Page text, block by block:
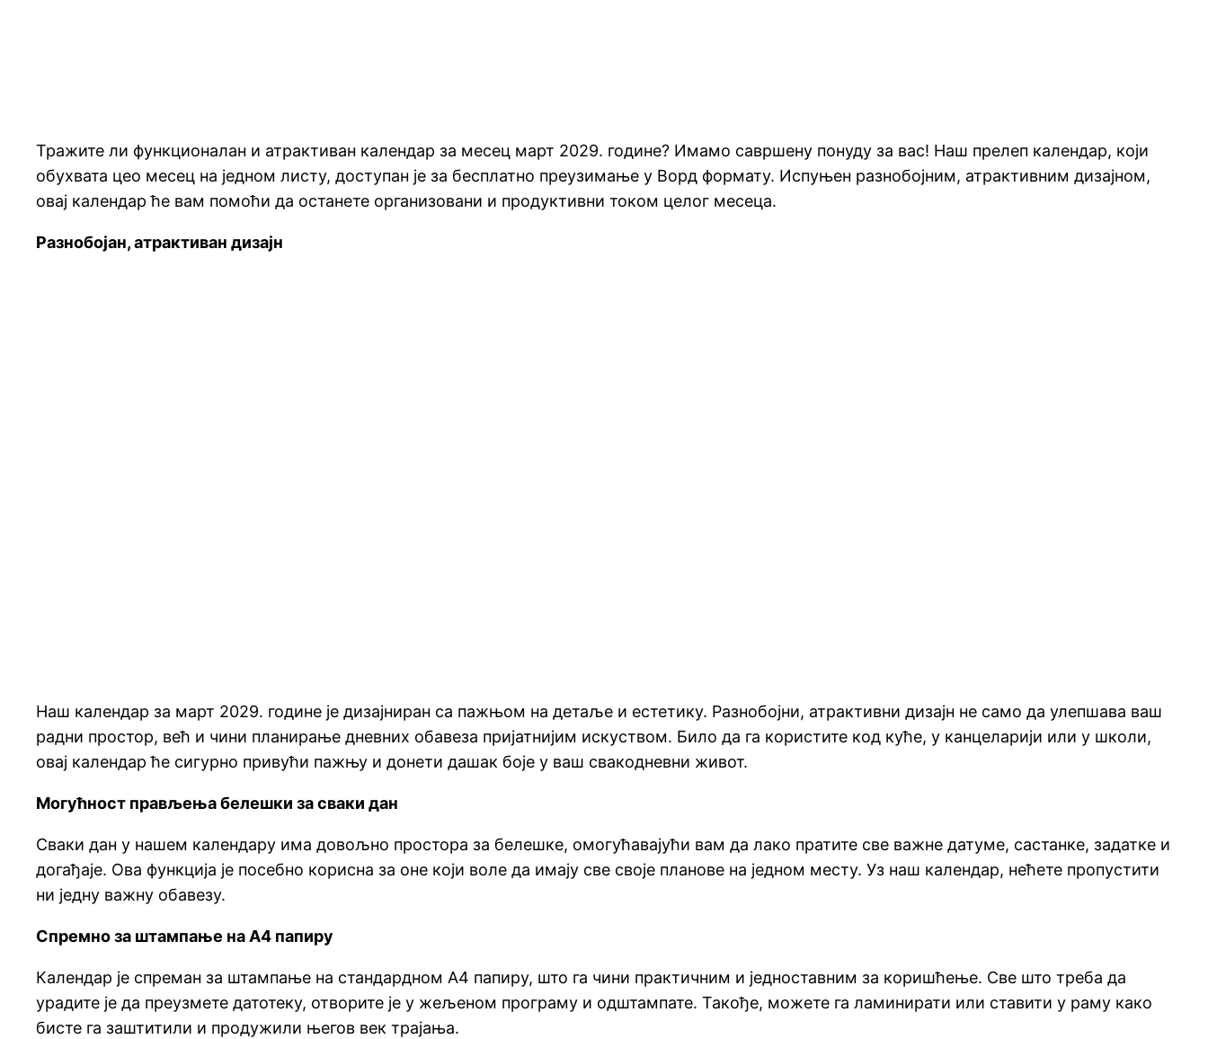
Тражите ли функционалан и атрактиван календар за месец март 2029. године? Имамо савршену понуду за вас! Наш прелеп календар, који
обухвата цео месец на једном листу, доступан је за бесплатно преузимање у Ворд формату. Испуњен разнобојним, атрактивним дизајном,
овај календар ће вам помоћи да останете организовани и продуктивни током целог месеца.
Разнобојан, атрактиван дизајн
Наш календар за март 2029. године је дизајниран са пажњом на детаље и естетику. Разнобојни, атрактивни дизајн не само да улепшава ваш
радни простор, већ и чини планирање дневних обавеза пријатнијим искуством. Било да га користите код куће, у канцеларији или у школи,
овај календар ће сигурно привући пажњу и донети дашак боје у ваш свакодневни живот.
Могућност прављења белешки за сваки дан
Сваки дан у нашем календару има довољно простора за белешке, омогућавајући вам да лако пратите све важне датуме, састанке, задатке и
догађаје. Ова функција је посебно корисна за оне који воле да имају све своје планове на једном месту. Уз наш календар, нећете пропустити
ни једну важну обавезу.
Спремно за штампање на А4 папиру
Календар је спреман за штампање на стандардном А4 папиру, што га чини практичним и једноставним за коришћење. Све што треба да
урадите је да преузмете датотеку, отворите је у жељеном програму и одштампате. Такође, можете га ламинирати или ставити у раму како
бисте га заштитили и продужили његов век трајања.